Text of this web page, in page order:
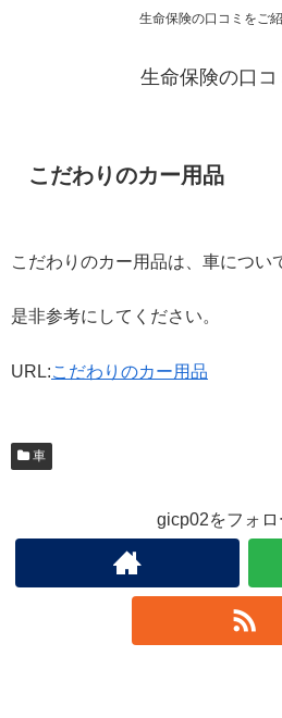
生命保険の口コミをご紹
生命保険の口コ
こだわりのカー用品
こだわりのカー用品は、車につい
是非参考にしてください。
URL:こだわりのカー用品
車
gicp02をフォロ